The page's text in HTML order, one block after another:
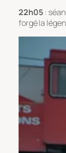
22h05:
forgé la